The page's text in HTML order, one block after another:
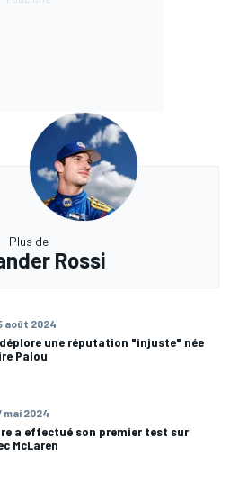
Plus de
Rossi
août 2024
déplore une réputation "injuste" née
Palou
mai 2024
a effectué son premier test sur
McLaren